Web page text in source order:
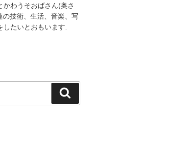
わうそおばさん(奥さ
技術、生活、音楽、写
したいとおもいます.
索